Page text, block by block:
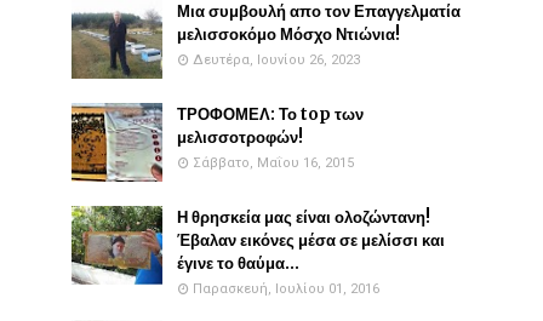
Μια συμβουλή απο τον Επαγγελματία
μελισσοκόμο Μόσχο Ντιώνια!
Δευτέρα, Ιουνίου 26, 2023
ΤΡΟΦΟΜΕΛ: Το top των
μελισσοτροφών!
Σάββατο, Μαΐου 16, 2015
Η θρησκεία μας είναι ολοζώντανη!
Έβαλαν εικόνες μέσα σε μελίσσι και
έγινε το θαύμα...
Παρασκευή, Ιουλίου 01, 2016